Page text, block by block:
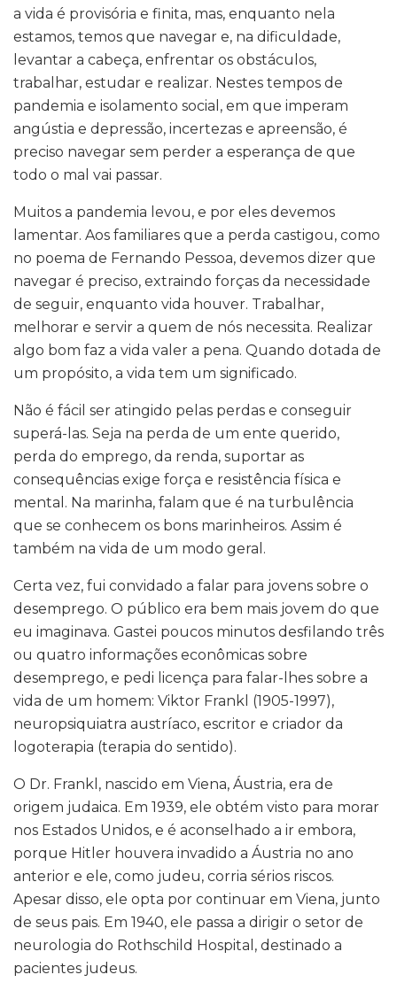
a vida é provisória e finita, mas, enquanto nela
estamos, temos que navegar e, na dificuldade,
levantar a cabeça, enfrentar os obstáculos,
trabalhar, estudar e realizar. Nestes tempos de
pandemia e isolamento social, em que imperam
angústia e depressão, incertezas e apreensão, é
preciso navegar sem perder a esperança de que
todo o mal vai passar.
Muitos a pandemia levou, e por eles devemos
lamentar. Aos familiares que a perda castigou, como
no poema de Fernando Pessoa, devemos dizer que
navegar é preciso, extraindo forças da necessidade
de seguir, enquanto vida houver. Trabalhar,
melhorar e servir a quem de nós necessita. Realizar
algo bom faz a vida valer a pena. Quando dotada de
um propósito, a vida tem um significado.
Não é fácil ser atingido pelas perdas e conseguir
superá-las. Seja na perda de um ente querido,
perda do emprego, da renda, suportar as
consequências exige força e resistência física e
mental. Na marinha, falam que é na turbulência
que se conhecem os bons marinheiros. Assim é
também na vida de um modo geral.
Certa vez, fui convidado a falar para jovens sobre o
desemprego. O público era bem mais jovem do que
eu imaginava. Gastei poucos minutos desfilando três
ou quatro informações econômicas sobre
desemprego, e pedi licença para falar-lhes sobre a
vida de um homem: Viktor Frankl (1905-1997),
neuropsiquiatra austríaco, escritor e criador da
logoterapia (terapia do sentido).
O Dr. Frankl, nascido em Viena, Áustria, era de
origem judaica. Em 1939, ele obtém visto para morar
nos Estados Unidos, e é aconselhado a ir embora,
porque Hitler houvera invadido a Áustria no ano
anterior e ele, como judeu, corria sérios riscos.
Apesar disso, ele opta por continuar em Viena, junto
de seus pais. Em 1940, ele passa a dirigir o setor de
neurologia do Rothschild Hospital, destinado a
pacientes judeus.